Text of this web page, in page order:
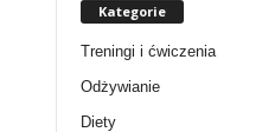
Kategorie
Treningi i ćwiczenia
Odżywianie
Diety